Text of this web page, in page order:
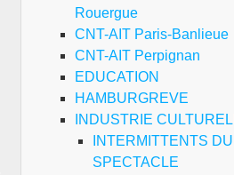
Rouergue
CNT-AIT Paris-Banlieue
CNT-AIT Perpignan
EDUCATION
HAMBURGREVE
INDUSTRIE
INTERMITTENTS DU
SPECTACLE